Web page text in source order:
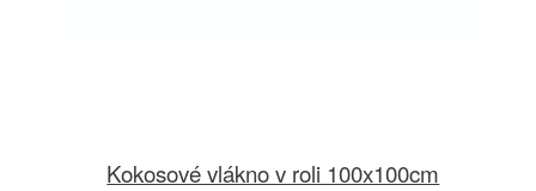
Kokosové vlákno v roli 100x100cm